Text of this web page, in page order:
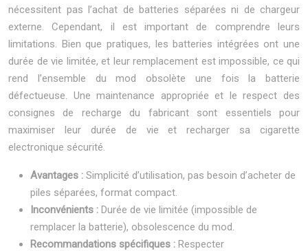
nécessitent pas l’achat de batteries séparées ni de chargeur
externe. Cependant, il est important de comprendre leurs
limitations. Bien que pratiques, les batteries intégrées ont une
durée de vie limitée, et leur remplacement est impossible, ce qui
rend l’ensemble du mod obsolète une fois la batterie
défectueuse. Une maintenance appropriée et le respect des
consignes de recharge du fabricant sont essentiels pour
maximiser leur durée de vie et recharger sa cigarette
electronique sécurité.
Avantages : Simplicité d’utilisation, pas besoin d’acheter de
piles séparées, format compact.
Inconvénients : Durée de vie limitée (impossible de
remplacer la batterie), obsolescence du mod.
Recommandations spécifiques : Respecter